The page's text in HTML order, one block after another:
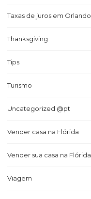
Taxas de juros em Orlando
Thanksgiving
Tips
Turismo
Uncategorized @pt
Vender casa na Flórida
Vender sua casa na Flórida
Viagem